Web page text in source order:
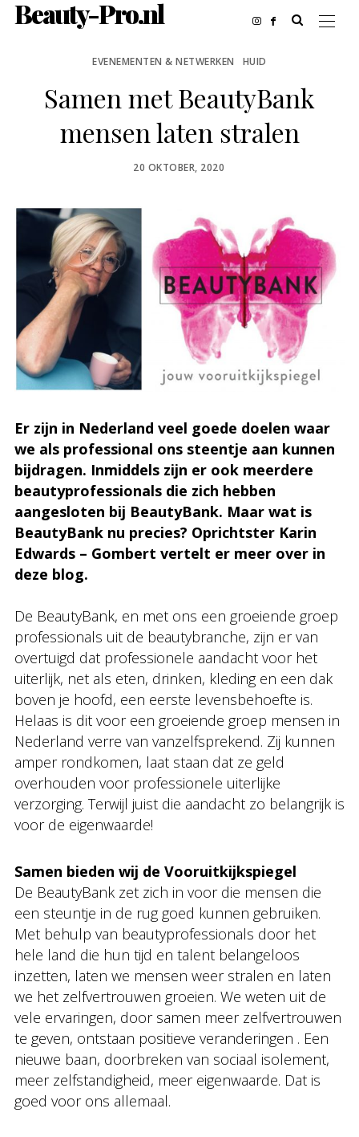
Beauty-Pro.nl
EVENEMENTEN & NETWERKEN HUID
Samen met BeautyBank
mensen laten stralen
POSTED
20 OKTOBER, 2020
Er zijn in Nederland veel goede doelen waar
we als professional ons steentje aan kunnen
bijdragen. Inmiddels zijn er ook meerdere
beautyprofessionals die zich hebben
aangesloten bij BeautyBank. Maar wat is
BeautyBank nu precies? Oprichtster Karin
Edwards – Gombert vertelt er meer over in
deze blog.
De BeautyBank, en met ons een groeiende groep
professionals uit de beautybranche, zijn er van
overtuigd dat professionele aandacht voor het
uiterlijk, net als eten, drinken, kleding en een dak
boven je hoofd, een eerste levensbehoefte is.
Helaas is dit voor een groeiende groep mensen in
Nederland verre van vanzelfsprekend. Zij kunnen
amper rondkomen, laat staan dat ze geld
overhouden voor professionele uiterlijke
verzorging. Terwijl juist die aandacht zo belangrijk is
voor de eigenwaarde!
Samen bieden wij de Vooruitkijkspiegel
De BeautyBank zet zich in voor die mensen die
een steuntje in de rug goed kunnen gebruiken.
Met behulp van beautyprofessionals door het
hele land die hun tijd en talent belangeloos
inzetten, laten we mensen weer stralen en laten
we het zelfvertrouwen groeien. We weten uit de
vele ervaringen, door samen meer zelfvertrouwen
te geven, ontstaan positieve veranderingen . Een
nieuwe baan, doorbreken van sociaal isolement,
meer zelfstandigheid, meer eigenwaarde. Dat is
goed voor ons allemaal.